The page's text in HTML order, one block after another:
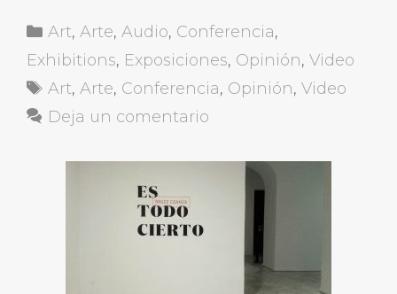
Categorías
Art,Arte,Audio, Conferencia,
Exhibitions, Exposiciones, Opinión,Video
Etiquetas
Art,Arte, Conferencia, Opinión,Video
Deja un comentario